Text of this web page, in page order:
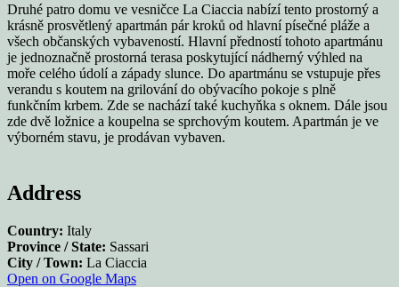
Druhé patro domu ve vesničce La Ciaccia nabízí tento prostorný a
krásně prosvětlený apartmán pár kroků od hlavní písečné pláže a
všech občanských vybaveností. Hlavní předností tohoto apartmánu
je jednoznačně prostorná terasa poskytující nádherný výhled na
moře celého údolí a západy slunce. Do apartmánu se vstupuje přes
verandu s koutem na grilování do obývacího pokoje s plně
funkčním krbem. Zde se nachází také kuchyňka s oknem. Dále jsou
zde dvě ložnice a koupelna se sprchovým koutem. Apartmán je ve
výborném stavu, je prodávan vybaven.
Address
Country: Italy
Province / State: Sassari
City / Town: La Ciaccia
Open on Google Maps